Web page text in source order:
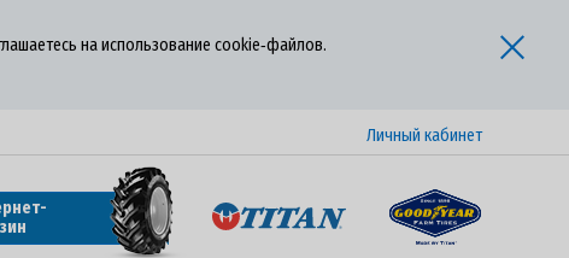
на использование cookie‑файлов.
Личный кабинет